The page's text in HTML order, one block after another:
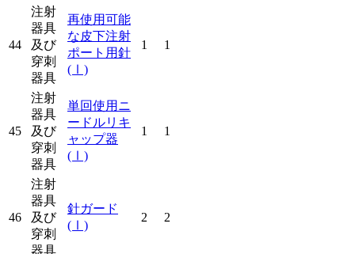
44
注射
器具
及び
穿刺
器具
再使用可能
な皮下注射
ポート用針
(Ⅰ)
1 1
45
注射
器具
及び
穿刺
器具
単回使用ニ
ードルリキ
ャップ器
(Ⅰ)
1 1
46
注射
器具
及び
穿刺
器具
針ガード
(Ⅰ)
2 2